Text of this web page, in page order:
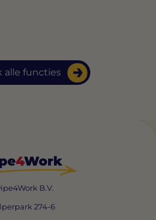
alle functies
B.V.
274-6